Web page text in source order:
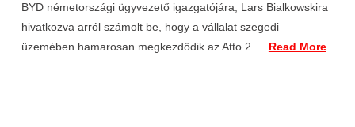
BYD németországi ügyvezető igazgatójára, Lars Bialkowskira
hivatkozva arról számolt be, hogy a vállalat szegedi
üzemében hamarosan megkezdődik az Atto 2 … Read More